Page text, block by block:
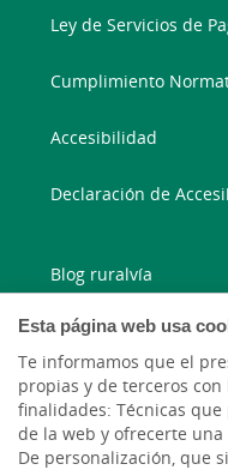
Esta página web usa
Te informamos que el
propias y de terceros con
finalidades: Técnicas
de la web y ofrecerte
De personalización, que
Ley de Servicios de
Cumplimiento
Accesibilidad
Declaración de
Blog ruralvía
Blog Joven In
Facebook
Twitter